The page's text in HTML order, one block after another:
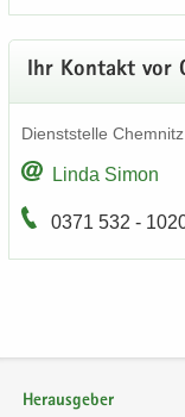
Ihr Kon­takt vor
Dienst­stel­le Chem­nitz
Linda Simon
0371 532 -
Herausgeber